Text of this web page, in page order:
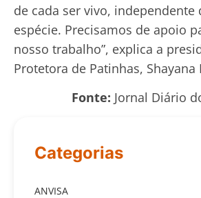
de cada ser vivo, independente
espécie. Precisamos de apoio
nosso trabalho”, explica a
Protetora de Patinhas, Shayana
Fonte: Jornal Diário
Categorias
ANVISA